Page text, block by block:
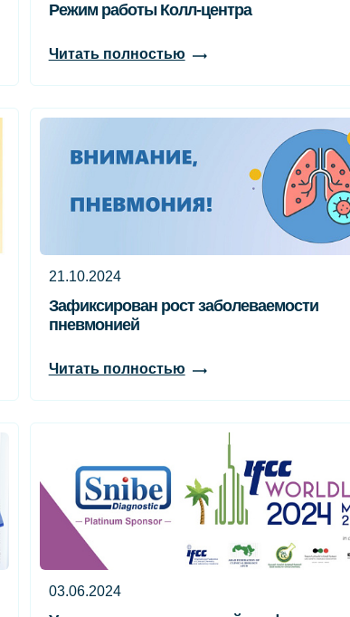
Режим работы Колл-центра
Читать полностью
21.10.2024
Зафиксирован рост заболеваемости
пневмонией
Читать полностью
03.06.2024